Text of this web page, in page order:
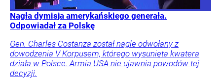
Nagła dymisja amerykańskiego generała.
Odpowiadał za Polskę
Gen. Charles Costanza został nagle odwołany z
dowodzenia V Korpusem, którego wysunięta kwatera
działa w Polsce. Armia USA nie ujawnia powodów tej
decyzji.